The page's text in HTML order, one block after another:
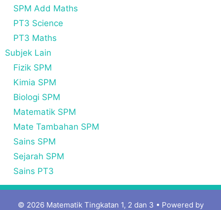
SPM Add Maths
PT3 Science
PT3 Maths
Subjek Lain
Fizik SPM
Kimia SPM
Biologi SPM
Matematik SPM
Mate Tambahan SPM
Sains SPM
Sejarah SPM
Sains PT3
© 2026 Matematik Tingkatan 1, 2 dan 3 • Powered by